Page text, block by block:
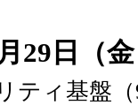
29日（
ティ基盤